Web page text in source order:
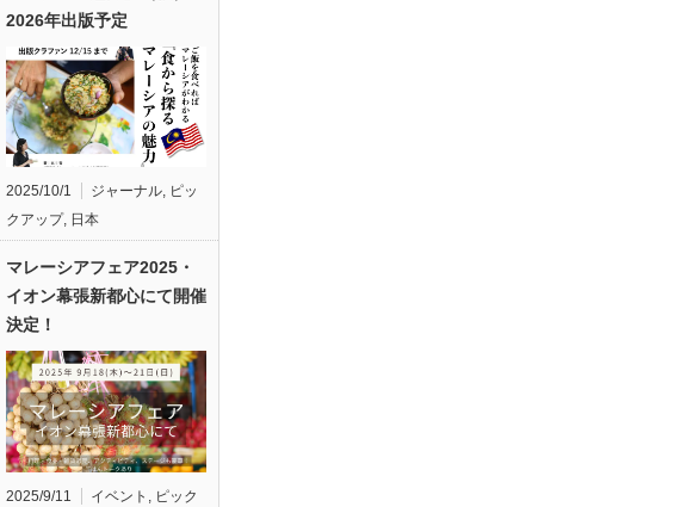
2026年出版予定
2025/10/1 ジャーナル, ピッ
クアップ, 日本
マレーシアフェア2025・
イオン幕張新都心にて開催
決定！
2025/9/11 イベント , ピック